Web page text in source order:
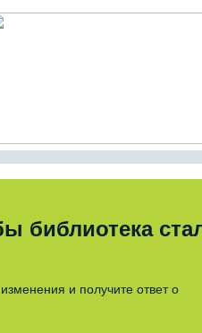
библиотека
и получите ответ о